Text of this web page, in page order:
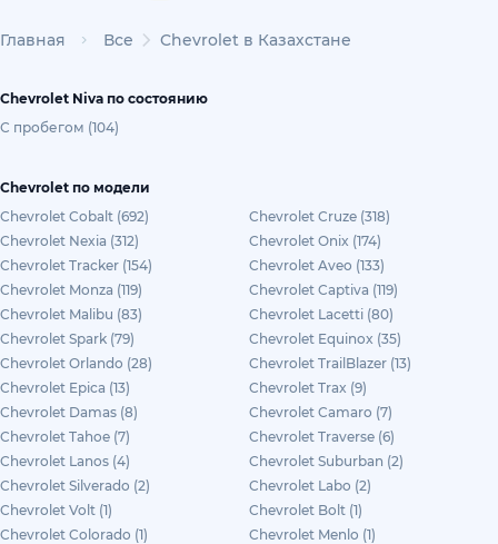
Главная Все Chevrolet в Казахстане
Chevrolet Niva по состоянию
С пробегом (104)
Chevrolet по модели
Chevrolet Cobalt (692)
Chevrolet Cruze (318)
Chevrolet Nexia (312)
Chevrolet Onix (174)
Chevrolet Tracker (154)
Chevrolet Aveo (133)
Chevrolet Monza (119)
Chevrolet Captiva (119)
Chevrolet Malibu (83)
Chevrolet Lacetti (80)
Chevrolet Spark (79)
Chevrolet Equinox (35)
Chevrolet Orlando (28)
Chevrolet TrailBlazer (13)
Chevrolet Epica (13)
Chevrolet Trax (9)
Chevrolet Damas (8)
Chevrolet Camaro (7)
Chevrolet Tahoe (7)
Chevrolet Traverse (6)
Chevrolet Lanos (4)
Chevrolet Suburban (2)
Chevrolet Silverado (2)
Chevrolet Labo (2)
Chevrolet Volt (1)
Chevrolet Bolt (1)
Chevrolet Colorado (1)
Chevrolet Menlo (1)